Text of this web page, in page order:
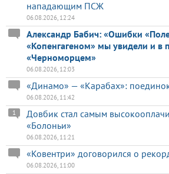
нападающим ПСЖ
06.08.2026, 12:24
Александр Бабич: «Ошибки
«Копенгагеном» мы увидели и в
«Черноморцем»
06.08.2026, 12:03
«Динамо» — «Карабах»:
06.08.2026, 11:42
Довбик стал самым
«Болоньи»
1
06.08.2026, 11:21
«Ковентри» договорился о
06.08.2026, 11:00